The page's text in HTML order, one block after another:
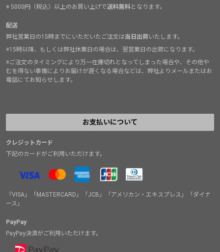
※ 5000円（税込）以上のお買い上げで送料無料となります。
配送
弊社営業日の15時までにいただいたご注文は当日出荷いたします。
※15時以降、もしくは弊社休業日の場合は、翌営業日の出荷になります。
※ご注文のタイミングにより万一在庫切れとなってしまった場合や、その他や
むを得ない事情によりお届けが遅くなる場合などは、弊社よりメールまたはお
電話にてお知らせします。
お支払いについて
クレジットカード
下記のカードがご利用いただけます。
「VISA」「MASTERCARD」「JCB」「アメリカン・エキスプレス」「ダイナ
ース」
PayPay
PayPay決済がご利用いただけます。